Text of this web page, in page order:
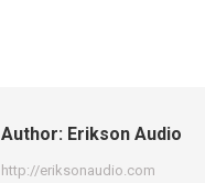
Author: Erikson Audio
http://eriksonaudio.com